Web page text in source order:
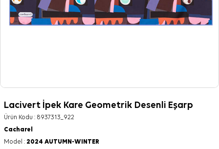
Lacivert İpek Kare Geometrik Desenli Eşarp
Ürün Kodu : 8937313_922
Cacharel
Model : 2024 AUTUMN-WINTER